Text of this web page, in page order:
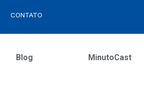
CONTATO
Blog MinutoCast